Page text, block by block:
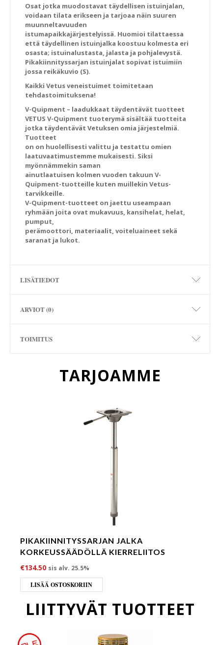
Osat jotka muodostavat täydellisen istuinjalan,
voidaan tilata erikseen ja tarjoaa näin suuren
muunneltavuuden
istumapaikkajärjestelyissä. Huomioi tilattaessa
että täydellinen istuinjalka koostuu kolmesta eri
osasta; istuinalustasta, jalasta ja pohjalevystä.
Pikakiinnityssarjan istuinjalat sopivat istuimiin
jossa reikäkuvio (S).
Kaikki Vetus veneistuimet toimitetaan
tehdastoimituksena!
V-Quipment – laadukkaat täydentävät tuotteet
VETUS V-Quipment tuoterymä sisältää tuotteita
jotka täydentävät Vetuksen omia järjestelmiä.
Tuotteet
on on huolellisesti valittu ja testattu omien
laatuvaatimustemme mukaisesti. Siksi
myönnämmekin saman
ainutlaatuisen kolmen vuoden takuun V-
Quipment-tuotteille kuten muillekin Vetus-
tarvikkeille.
V-Quipment-tuotteet on jaettu useampaan
ryhmään joita ovat mukavuus, kansihelat, helat,
pumput,
perämoottori, materiaalit, voiteluaineet sekä
saranat ja lukot.
LISÄTIEDOT
ARVIOT (0)
TOIMITUS
TARJOAMME
PIKAKIINNITYSSARJAN JALKA
KORKEUSSÄÄDÖLLÄ KIERRELIITOS
€134.50 sis alv. 25.5%
LISÄÄ OSTOSKORIIN
LIITTYVÄT TUOTTEET